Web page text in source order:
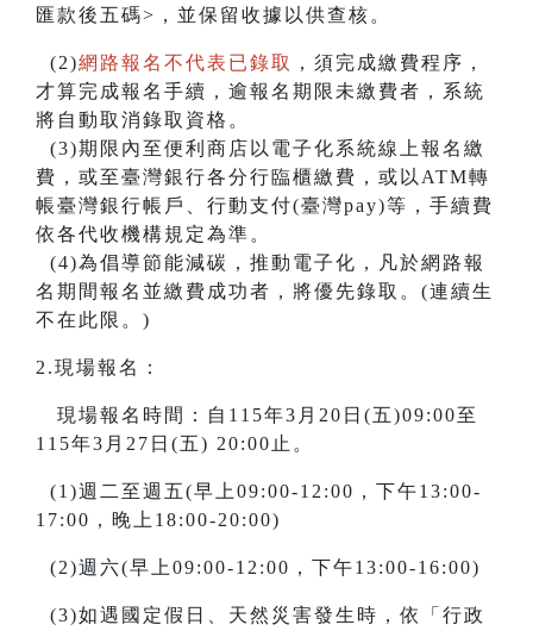
匯款後五碼>，並保留收據以供查核。
(2)網路報名不代表已錄取
，須完成繳費程序，
才算完成報名手續，逾報名期限未繳費者，系統
將自動取消錄取資格。
(3)期限內至便利商店以電子化系統線上報名繳
費，或至臺灣銀行各分行臨櫃繳費，或以ATM轉
帳臺灣銀行帳戶、行動支付(臺灣pay)等，手續費
依各代收機構規定為準。
(4)為倡導節能減碳，推動電子化，凡於網路報
名期間報名並繳費成功者，將優先錄取。(連續生
不在此限。)
2.現場報名：
現場報名時間：自115年3月20日(五)09:00至
115年3月27日(五) 20:00止。
(1)週二至週五(早上09:00-12:00，下午13:00-
17:00，晚上18:00-20:00)
(2)週六(早上09:00-12:00，下午13:00-16:00)
(3)如遇國定假日、天然災害發生時，依「行政